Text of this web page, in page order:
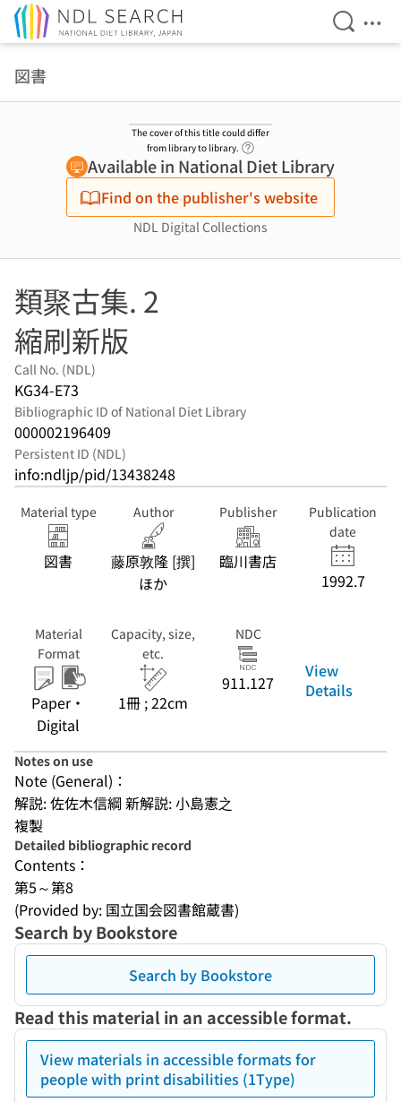
Open
図書
The cover of this title could differ
from library to library.
Available in National Diet Library
Find on the publisher's website
NDL Digital Collections
類聚古集. 2
縮刷新版
Call No. (NDL)
KG34-E73
Bibliographic ID of National Diet Library
000002196409
Persistent ID (NDL)
info:ndljp/pid/13438248
Material type
図書
Author
藤原敦隆 [撰]
ほか
Publisher
臨川書店
Publication
date
1992.7
Material
Format
Paper・
Digital
Capacity, size,
etc.
1冊 ; 22cm
NDC
911.127
View
Details
Notes on use
Note (General)：
解説: 佐佐木信綱 新解説: 小島憲之
複製
Detailed bibliographic record
Contents：
第5～第8
(Provided by: 国立国会図書館蔵書)
Search by Bookstore
Search by Bookstore
Read this material in an accessible format.
View materials in accessible formats for
people with print disabilities (1Type)